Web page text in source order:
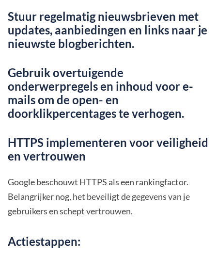
Stuur regelmatig nieuwsbrieven met
updates, aanbiedingen en links naar je
nieuwste blogberichten.
Gebruik overtuigende
onderwerpregels en inhoud voor e-
mails om de open- en
doorklikpercentages te verhogen.
HTTPS implementeren voor veiligheid
en vertrouwen
Google beschouwt HTTPS als een rankingfactor.
Belangrijker nog, het beveiligt de gegevens van je
gebruikers en schept vertrouwen.
Actiestappen: